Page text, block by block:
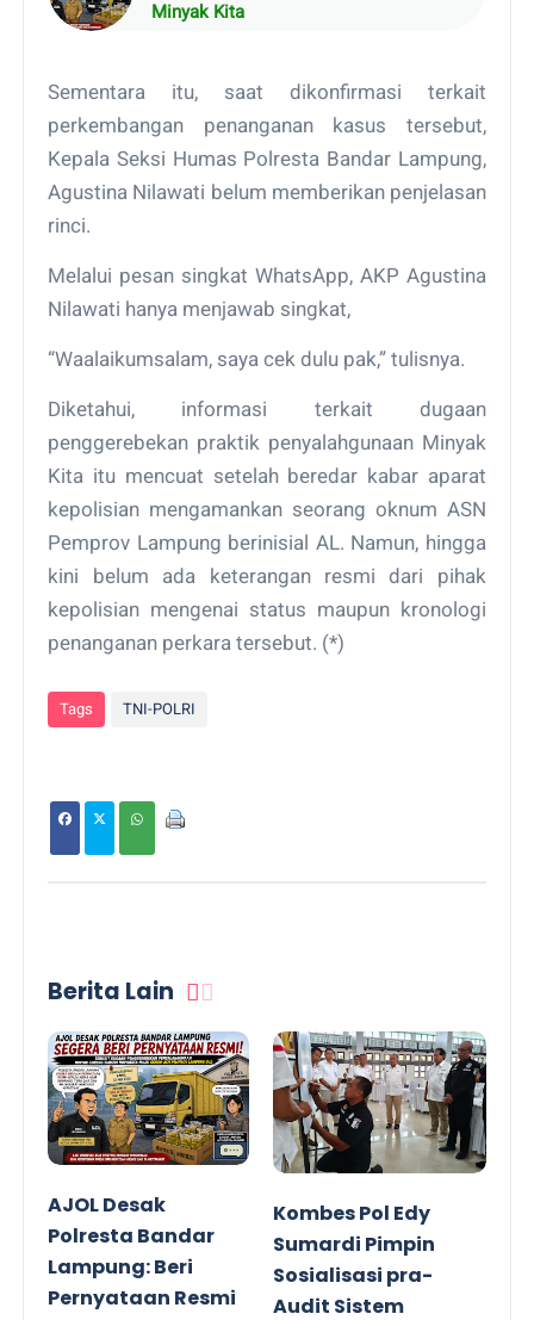
Minyak Kita
Sementara itu, saat dikonfirmasi terkait
perkembangan penanganan kasus tersebut,
Kepala Seksi Humas Polresta Bandar Lampung,
Agustina Nilawati belum memberikan penjelasan
rinci.
Melalui pesan singkat WhatsApp, AKP Agustina
Nilawati hanya menjawab singkat,
“Waalaikumsalam, saya cek dulu pak,” tulisnya.
Diketahui, informasi terkait dugaan
penggerebekan praktik penyalahgunaan Minyak
Kita itu mencuat setelah beredar kabar aparat
kepolisian mengamankan seorang oknum ASN
Pemprov Lampung berinisial AL. Namun, hingga
kini belum ada keterangan resmi dari pihak
kepolisian mengenai status maupun kronologi
penanganan perkara tersebut. (*)
Tags TNI-POLRI
Berita Lain
AJOL Desak
Polresta Bandar
Lampung: Beri
Pernyataan Resmi
Kombes Pol Edy
Sumardi Pimpin
Sosialisasi pra-
Audit Sistem